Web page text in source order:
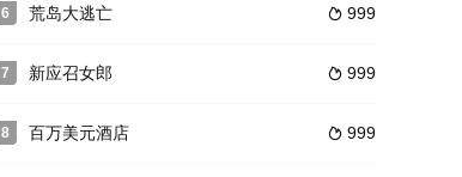
6  999
荒岛大逃亡
7  999
新应召女郎
8  999
百万美元酒店